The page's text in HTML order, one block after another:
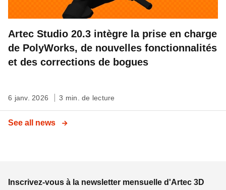
Artec Studio 20.3 intègre la prise en charge
de PolyWorks, de nouvelles fonctionnalités
et des corrections de bogues
6 janv. 2026 3 min. de lecture
See all news
Inscrivez-vous à la newsletter mensuelle d'Artec 3D